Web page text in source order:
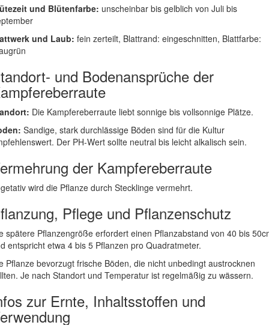
und Blütenfarbe: unscheinbar bis gelblich von Juli bis
und Laub: fein zerteilt, Blattrand: eingeschnitten, Blattfarbe:
und Bodenansprüche der
Die Kampfereberraute liebt sonnige bis vollsonnige Plätze.
Sandige, stark durchlässige Böden sind für die Kultur
Der PH-Wert sollte neutral bis leicht alkalisch sein.
der Kampfereberraute
wird die Pflanze durch Stecklinge vermehrt.
Pflege und Pflanzenschutz
spätere Pflanzengröße erfordert einen Pflanzabstand von 40 bis
entspricht etwa 4 bis 5 Pflanzen pro Quadratmeter.
Pflanze bevorzugt frische Böden, die nicht unbedingt austrocknen
Je nach Standort und Temperatur ist regelmäßig zu wässern.
zur Ernte, Inhaltsstoffen und